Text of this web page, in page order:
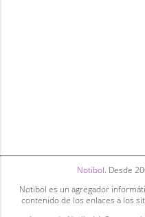
Notibol. Desde
Notibol es un agregador
contenido de los enlaces a los